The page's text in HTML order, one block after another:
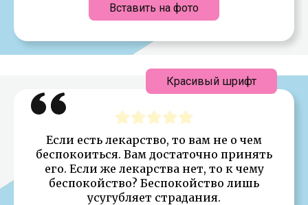
Вставить на фото
Если есть лекарство, то вам не о чем
беспокоиться. Вам достаточно принять
его. Если же лекарства нет, то к чему
беспокойство? Беспокойство лишь
усугубляет страдания.
Красивый шрифт